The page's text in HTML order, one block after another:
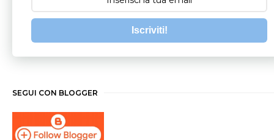
Iscriviti!
SEGUI CON BLOGGER